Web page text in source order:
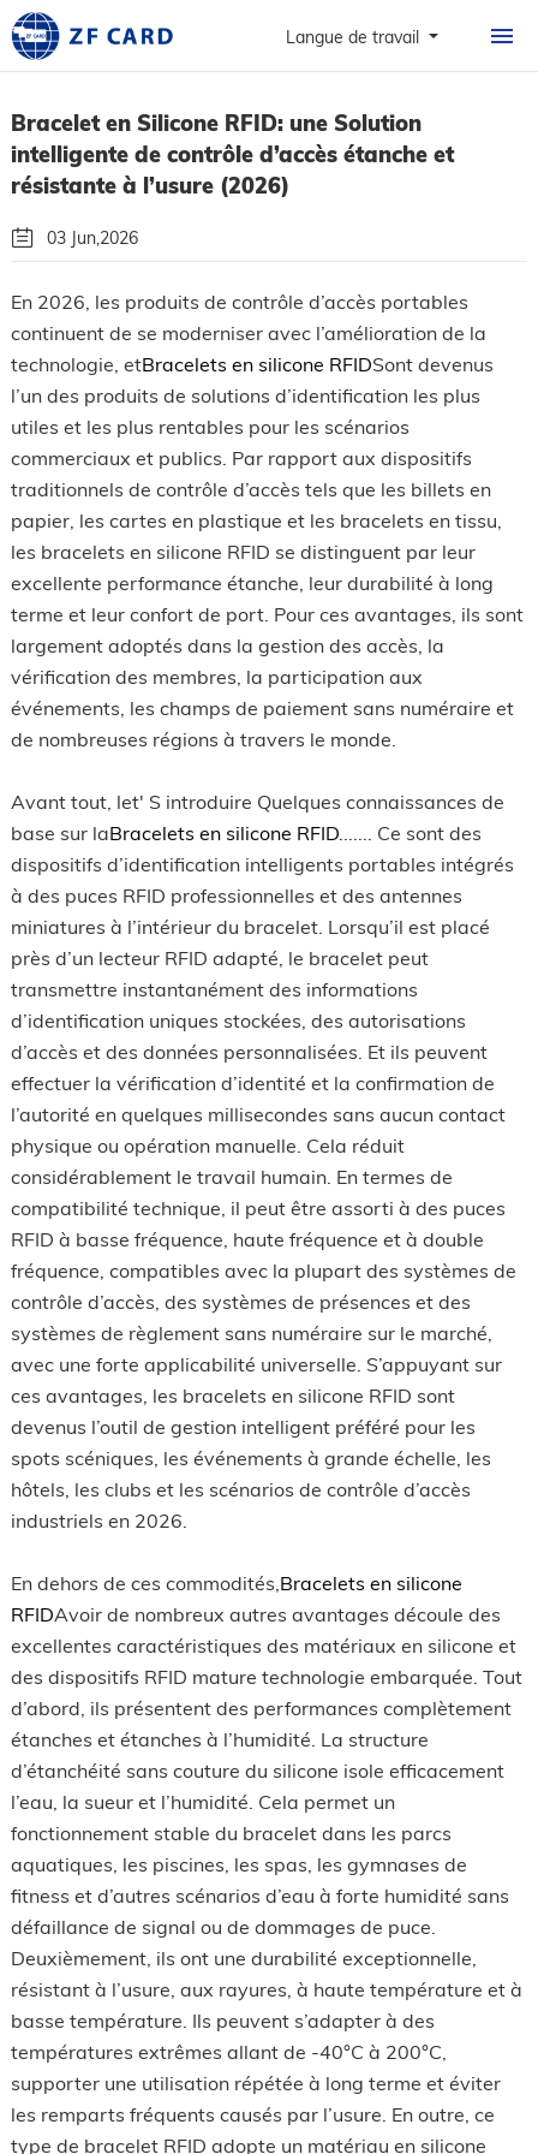
Langue de travail
ACCUEIL
À PROPOS
CONTACT
Bracelet en Silicone RFID: une Solution
intelligente de contrôle d’accès étanche et
résistante à l’usure (2026)
03 Jun,2026
Suivez Nous!
En 2026, les produits de contrôle d’accès portables
continuent de se moderniser avec l’amélioration de la
technologie, etBracelets en silicone RFIDSont devenus
l’un des produits de solutions d’identification les plus
utiles et les plus rentables pour les scénarios
commerciaux et publics. Par rapport aux dispositifs
traditionnels de contrôle d’accès tels que les billets en
papier, les cartes en plastique et les bracelets en tissu,
les bracelets en silicone RFID se distinguent par leur
excellente performance étanche, leur durabilité à long
terme et leur confort de port. Pour ces avantages, ils sont
largement adoptés dans la gestion des accès, la
vérification des membres, la participation aux
événements, les champs de paiement sans numéraire et
de nombreuses régions à travers le monde.
Avant tout, let' S introduire Quelques connaissances de
base sur laBracelets en silicone RFID....... Ce sont des
dispositifs d’identification intelligents portables intégrés
à des puces RFID professionnelles et des antennes
miniatures à l’intérieur du bracelet. Lorsqu’il est placé
près d’un lecteur RFID adapté, le bracelet peut
transmettre instantanément des informations
d’identification uniques stockées, des autorisations
d’accès et des données personnalisées. Et ils peuvent
effectuer la vérification d’identité et la confirmation de
l’autorité en quelques millisecondes sans aucun contact
physique ou opération manuelle. Cela réduit
considérablement le travail humain. En termes de
compatibilité technique, il peut être assorti à des puces
RFID à basse fréquence, haute fréquence et à double
fréquence, compatibles avec la plupart des systèmes de
contrôle d’accès, des systèmes de présences et des
systèmes de règlement sans numéraire sur le marché,
avec une forte applicabilité universelle. S’appuyant sur
ces avantages, les bracelets en silicone RFID sont
devenus l’outil de gestion intelligent préféré pour les
spots scéniques, les événements à grande échelle, les
hôtels, les clubs et les scénarios de contrôle d’accès
industriels en 2026.
En dehors de ces commodités,Bracelets en silicone
RFIDAvoir de nombreux autres avantages découle des
excellentes caractéristiques des matériaux en silicone et
des dispositifs RFID mature technologie embarquée. Tout
d’abord, ils présentent des performances complètement
étanches et étanches à l’humidité. La structure
d’étanchéité sans couture du silicone isole efficacement
l’eau, la sueur et l’humidité. Cela permet un
fonctionnement stable du bracelet dans les parcs
aquatiques, les piscines, les spas, les gymnases de
fitness et d’autres scénarios d’eau à forte humidité sans
défaillance de signal ou de dommages de puce.
Deuxièmement, ils ont une durabilité exceptionnelle,
résistant à l’usure, aux rayures, à haute température et à
basse température. Ils peuvent s’adapter à des
températures extrêmes allant de -40°C à 200°C,
supporter une utilisation répétée à long terme et éviter
les remparts fréquents causés par l’usure. En outre, ce
type de bracelet RFID adopte un matériau en silicone